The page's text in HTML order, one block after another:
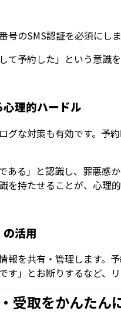
号のSMS認証を必須にし
て予約した」という意識
理的ハードル
グな対策も有効です。予
ある」と認識し、罪悪感
を持たせることが、心理
活用
報を共有・管理します。
す」とお断りするなど、
受取をかんたん